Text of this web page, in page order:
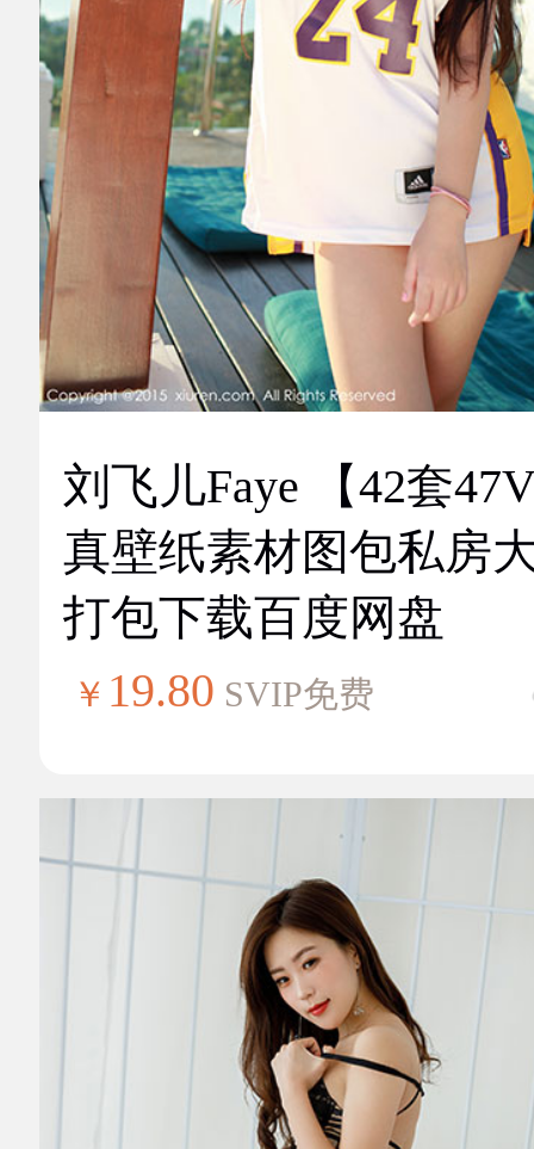
刘飞儿Faye 【42套
真壁纸素材图包私房
打包下载百度网盘
￥ 19.80 SVIP免费